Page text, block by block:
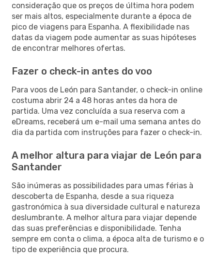
consideração que os preços de última hora podem
ser mais altos, especialmente durante a época de
pico de viagens para Espanha. A flexibilidade nas
datas da viagem pode aumentar as suas hipóteses
de encontrar melhores ofertas.
Fazer o check-in antes do voo
Para voos de León para Santander, o check-in online
costuma abrir 24 a 48 horas antes da hora de
partida. Uma vez concluída a sua reserva com a
eDreams, receberá um e-mail uma semana antes do
dia da partida com instruções para fazer o check-in.
A melhor altura para viajar de León para
Santander
São inúmeras as possibilidades para umas férias à
descoberta de Espanha, desde a sua riqueza
gastronómica à sua diversidade cultural e natureza
deslumbrante. A melhor altura para viajar depende
das suas preferências e disponibilidade. Tenha
sempre em conta o clima, a época alta de turismo e o
tipo de experiência que procura.